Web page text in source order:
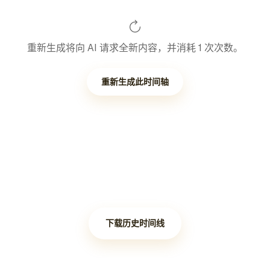
重新生成将向 AI 请求全新内容，并消耗 1 次次数。
重新生成此时间轴
下载历史时间线